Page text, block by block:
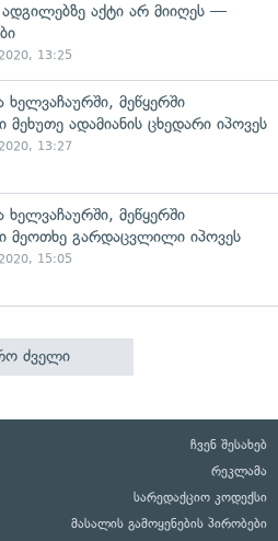
ადგილებზე აქტი არ მიიღეს —
13:25
ხელვაჩაურში, მეწყერში
ადამიანის ცხედარი იპოვეს
13:27
ხელვაჩაურში, მეწყერში
გარდაცვლილი იპოვეს
15:05
ძველი
ჩვენ შესახებ
რეკლამა
სარედაქციო კოდექსი
მასალის გამოყენების პირობები